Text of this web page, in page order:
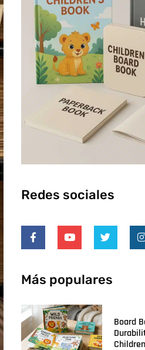
Redes sociales
Más populares
Board